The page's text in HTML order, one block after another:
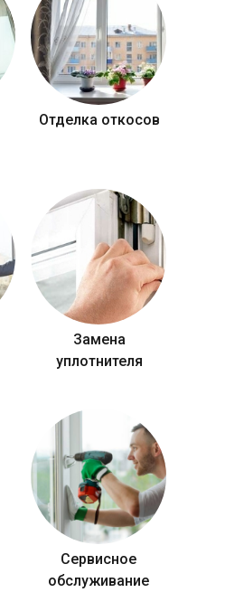
Отделка откосов
Замена
уплотнителя
Сервисное
обслуживание